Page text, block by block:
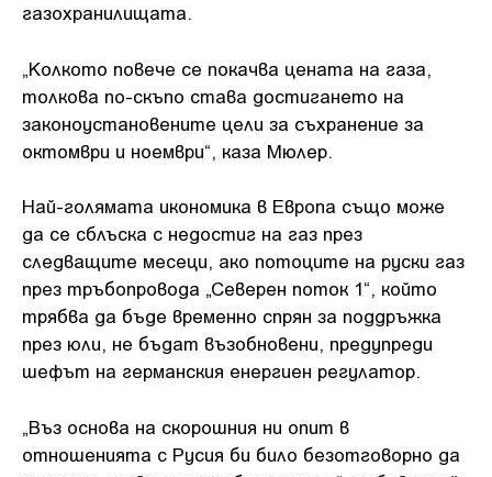
газохранилищата.
„Колкото повече се покачва цената на газа,
толкова по-скъпо става достигането на
законоустановените цели за съхранение за
октомври и ноември“, каза Мюлер.
Най-голямата икономика в Европа също може
да се сблъска с недостиг на газ през
следващите месеци, ако потоците на руски газ
през тръбопровода „Северен поток 1“, който
трябва да бъде временно спрян за поддръжка
през юли, не бъдат възобновени, предупреди
шефът на германския енергиен регулатор.
„Въз основа на скорошния ни опит в
отношенията с Русия би било безотговорно да